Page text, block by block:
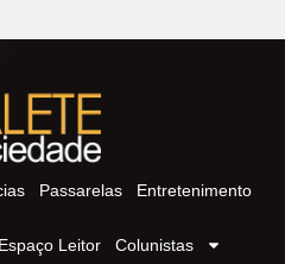
Passarelas Entretenimento
Espaço Leitor Colunistas